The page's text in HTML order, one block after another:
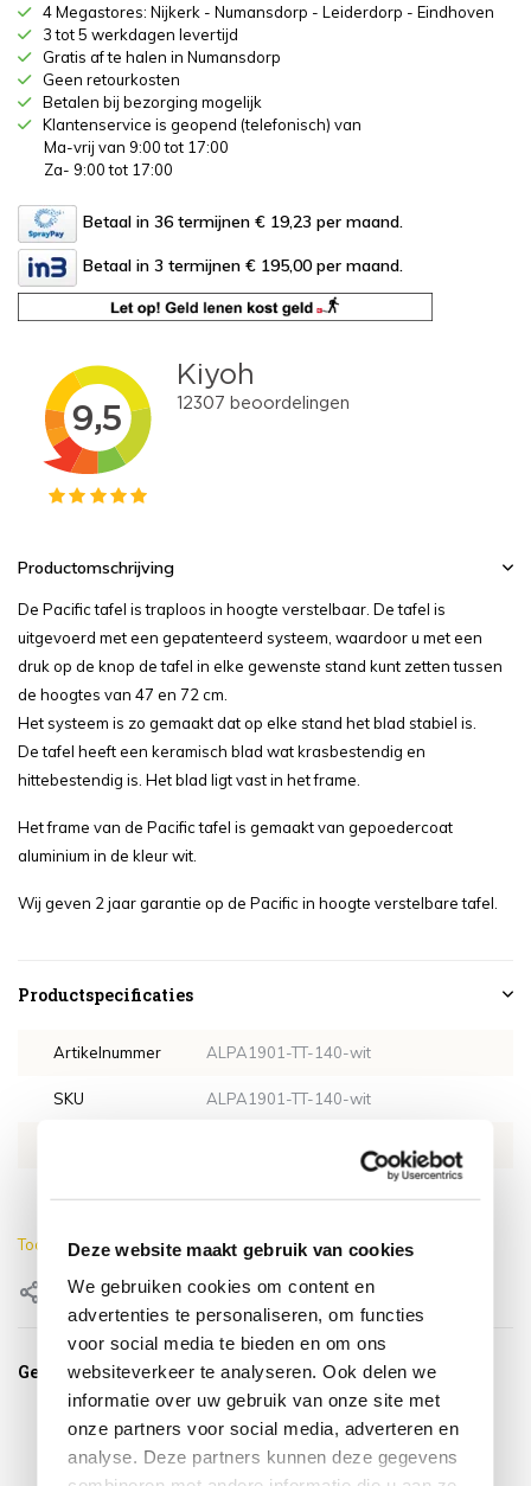
Deze website maakt gebruik van cookies
We gebruiken cookies om content en
advertenties te personaliseren, om functies
voor social media te bieden en om ons
websiteverkeer te analyseren. Ook delen we
informatie over uw gebruik van onze site met
onze partners voor social media, adverteren en
analyse. Deze partners kunnen deze gegevens
4 Megastores: Nijkerk - Numansdorp - Leiderdorp - Eindhoven
3 tot 5 werkdagen levertijd
Gratis af te halen in Numansdorp
Geen retourkosten
Betalen bij bezorging mogelijk
Klantenservice is geopend (telefonisch) van
Ma-vrij van 9:00 tot 17:00
Za- 9:00 tot 17:00
Betaal in 36 termijnen € 19,23 per maand.
Betaal in 3 termijnen € 195,00 per maand.
Productomschrijving
De Pacific tafel is traploos in hoogte verstelbaar. De tafel is
uitgevoerd met een gepatenteerd systeem, waardoor u met een
druk op de knop de tafel in elke gewenste stand kunt zetten tussen
de hoogtes van 47 en 72 cm.
Het systeem is zo gemaakt dat op elke stand het blad stabiel is.
De tafel heeft een keramisch blad wat krasbestendig en
hittebestendig is. Het blad ligt vast in het frame.
Het frame van de Pacific tafel is gemaakt van gepoedercoat
aluminium in de kleur wit.
Wij geven 2 jaar garantie op de Pacific in hoogte verstelbare tafel.
Productspecificaties
Artikelnummer ALPA1901-TT-140-wit
SKU ALPA1901-TT-140-wit
Toon meer
Delen
Gerelateerde producten